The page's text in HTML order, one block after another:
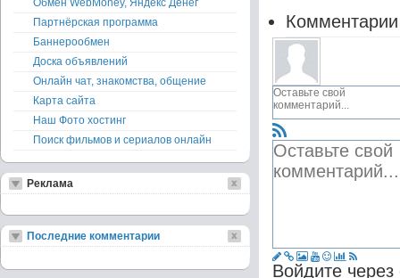
Войдите
Обмен WebMoney, Яндекс Денег
Партнёрская программа
Баннерообмен
Доска объявлений
Онлайн чат, знакомства, общение
Карта сайта
Наш Фото хостинг
Поиск фильмов и сериалов онлайн
Реклама
Последние комментарии